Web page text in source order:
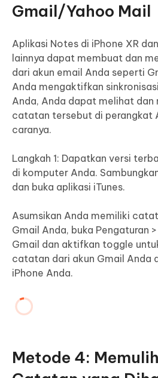
Gmail/Yahoo Mail
Aplikasi Notes di iPhone XR
lainnya dapat membuat dan
dari akun email Anda seperti
Anda mengaktifkan
Anda, Anda dapat melihat dan
catatan tersebut di perangkat
caranya.
Langkah 1: Dapatkan versi
di komputer Anda.
dan buka aplikasi iTunes.
Asumsikan Anda memiliki
Gmail Anda, buka Pengaturan
Gmail dan aktifkan toggle
catatan dari akun Gmail Anda
iPhone Anda.
Metode 4: